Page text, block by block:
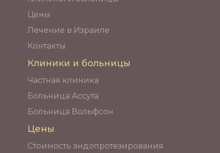
Цены
Лечение в Израиле
Контакты
Клиники и больницы
Частная клиника
Больница Ассута
Больница Вольфсон
Цены
Стоимость эндопротезирования